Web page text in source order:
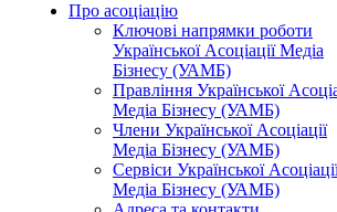
Про асоціацію
Ключові напрямки роботи
Української Асоціації Медіа
Бізнесу (УАМБ)
Правління Української
Медіа Бізнесу (УАМБ)
Члени Української Асоціації
Медіа Бізнесу (УАМБ)
Сервіси Української
Медіа Бізнесу (УАМБ)